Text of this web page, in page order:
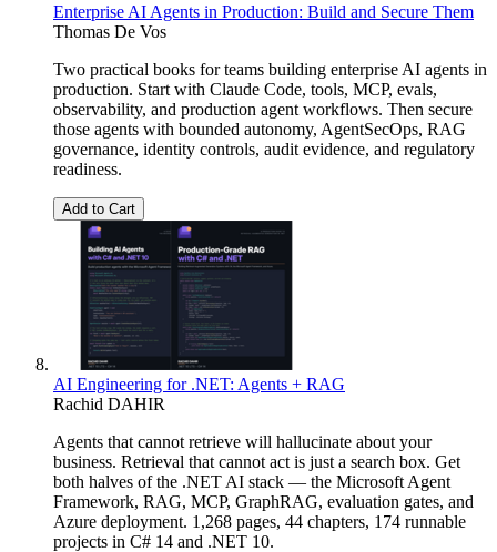
Enterprise AI Agents in Production: Build and Secure Them
Thomas De Vos
Two practical books for teams building enterprise AI agents in
production. Start with Claude Code, tools, MCP, evals,
observability, and production agent workflows. Then secure
those agents with bounded autonomy, AgentSecOps, RAG
governance, identity controls, audit evidence, and regulatory
readiness.
Add to Cart
AI Engineering for .NET: Agents + RAG
Rachid DAHIR
Agents that cannot retrieve will hallucinate about your
business. Retrieval that cannot act is just a search box. Get
both halves of the .NET AI stack — the Microsoft Agent
Framework, RAG, MCP, GraphRAG, evaluation gates, and
Azure deployment. 1,268 pages, 44 chapters, 174 runnable
projects in C# 14 and .NET 10.